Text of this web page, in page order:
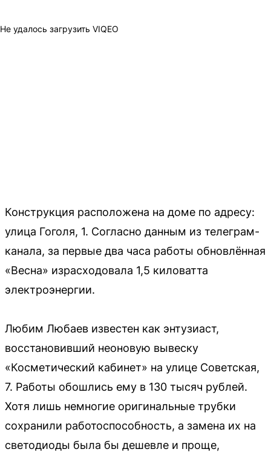
Не удалось загрузить VIQEO
Конструкция расположена на доме по адресу:
улица Гоголя, 1. Согласно данным из телеграм-
канала, за первые два часа работы обновлённая
«Весна» израсходовала 1,5 киловатта
электроэнергии.
Любим Любаев известен как энтузиаст,
восстановивший неоновую вывеску
«Косметический кабинет» на улице Советская,
7. Работы обошлись ему в 130 тысяч рублей.
Хотя лишь немногие оригинальные трубки
сохранили работоспособность, а замена их на
светодиоды была бы дешевле и проще,